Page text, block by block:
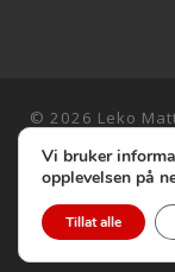
© 2026 Leko
Vi bruker
opplevelsen på
Tillat alle